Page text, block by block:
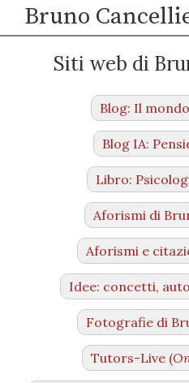
Bruno
Siti web di
Blog: Il
Blog IA:
Libro:
Aforismi di
Aforismi e
Idee: concetti,
Fotografie di
Tutors-Live (